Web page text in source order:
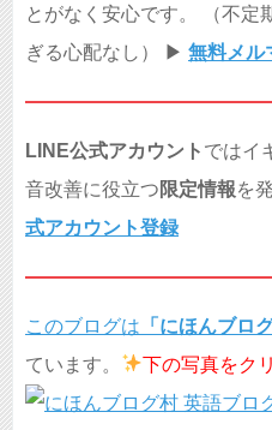
とがなく安心です。 （不定
ぎる心配なし） ▶︎ 無料メル
LINE公式アカウント ではイ
音改善に役立つ 限定情報を
式アカウント登録
このブログは 「 にほんブロ
ています。
下の写真をク